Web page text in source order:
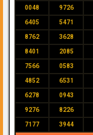
0048 9726
6405 5471
8762 3628
8401 2085
7566 0583
4852 6531
6278 0943
9276 8226
7177 3944